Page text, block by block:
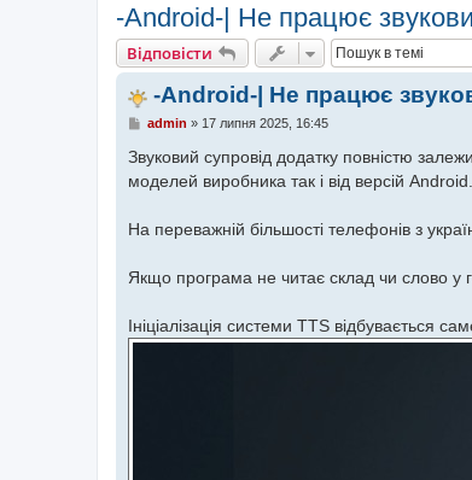
-Android-| Не працює
Відповісти
-Android-| Не працює
П
в
д
л
н
admin » 17 липня 2025, 16:45
Звуковий супровід додатку повністю
моделей виробника так і від версій Android.
На переважній більшості телефонів з
Якщо програма не читає склад чи слово у
Ініціалізація системи TTS відбувається